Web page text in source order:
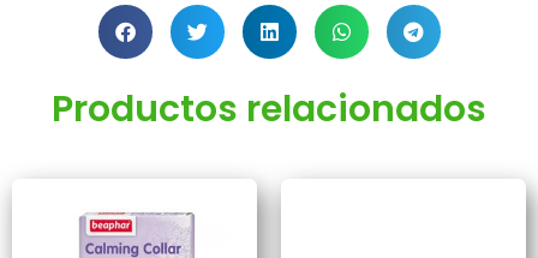
Productos relacionados